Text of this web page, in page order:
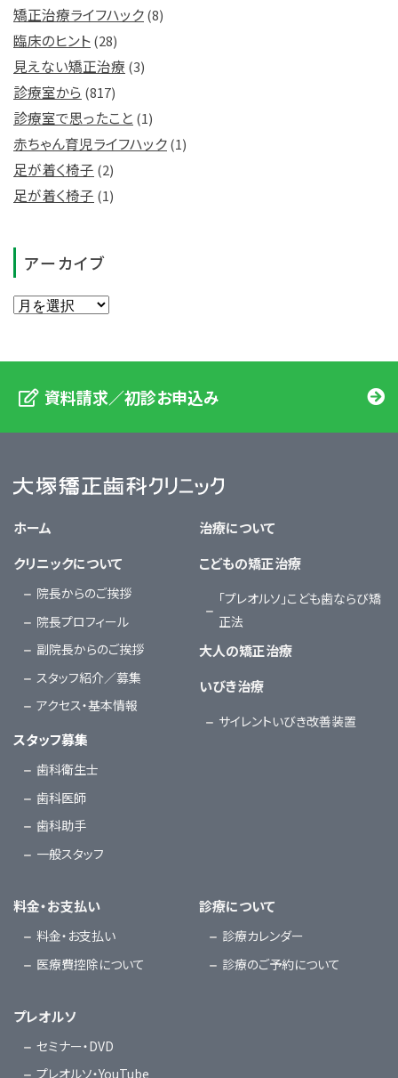
矯正治療ライフハック(8)
臨床のヒント(28)
見えない矯正治療 (3)
診療室から (817)
診療室で思ったこと (1)
赤ちゃん育児ライフハック(1)
足が着く椅子 (2)
足が着く椅子 (1)
アーカイブ
資料請求／初診お申込み
ホーム
クリニックについて
院長からのご挨拶
院長プロフィール
副院長からのご挨拶
スタッフ紹介／募集
アクセス・基本情報
スタッフ募集
歯科衛生士
歯科医師
歯科助手
一般スタッフ
治療について
こどもの矯正治療
「プレオルソ」こども歯ならび矯
正法
大人の矯正治療
いびき治療
サイレントいびき改善装置
料金・お支払い
料金・お支払い
医療費控除について
診療について
診療カレンダー
診療のご予約について
プレオルソ
セミナー・DVD
プレオルソ・YouTube